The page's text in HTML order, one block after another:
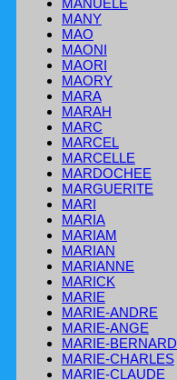
MANY
MAO
MAONI
MAORI
MAORY
MARA
MARAH
MARC
MARCEL
MARCELLE
MARDOCHEE
MARGUERITE
MARI
MARIA
MARIAM
MARIAN
MARIANNE
MARICK
MARIE
MARIE-ANDRE
MARIE-ANGE
MARIE-BERNARD
MARIE-CHARLES
MARIE-CLAUDE